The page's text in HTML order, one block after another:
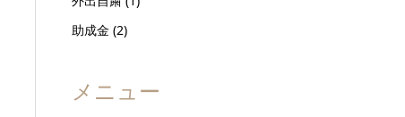
助成金 (2)
メニュー